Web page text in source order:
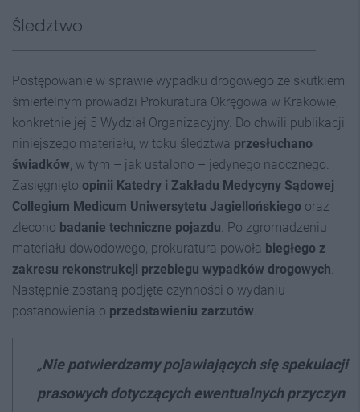
Śledztwo
Postępowanie w sprawie wypadku drogowego ze skutkiem
śmiertelnym prowadzi Prokuratura Okręgowa w Krakowie,
konkretnie jej 5 Wydział Organizacyjny. Do chwili publikacji
niniejszego materiału, w toku śledztwa przesłuchano
świadków , w tym – jak ustalono – jedynego naocznego.
Zasięgnięto opinii Katedry i Zakładu Medycyny Sądowej
Collegium Medicum Uniwersytetu Jagiellońskiego oraz
zlecono badanie techniczne pojazdu . Po zgromadzeniu
materiału dowodowego, prokuratura powoła biegłego z
zakresu rekonstrukcji przebiegu wypadków drogowych
Następnie zostaną podjęte czynności o wydaniu
postanowienia o przedstawieniu zarzutów
„Nie potwierdzamy pojawiających się spekulacji
prasowych dotyczących ewentualnych przyczyn